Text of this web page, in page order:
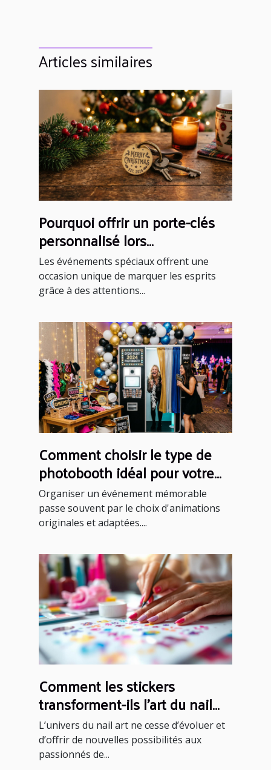
Articles similaires
Pourquoi offrir un porte-clés
personnalisé lors
d'événements spéciaux ?
Les événements spéciaux offrent une
occasion unique de marquer les esprits
grâce à des attentions...
Comment choisir le type de
photobooth idéal pour votre
événement ?
Organiser un événement mémorable
passe souvent par le choix d'animations
originales et adaptées....
Comment les stickers
transforment-ils l'art du nail
art ?
L’univers du nail art ne cesse d’évoluer et
d’offrir de nouvelles possibilités aux
passionnés de...